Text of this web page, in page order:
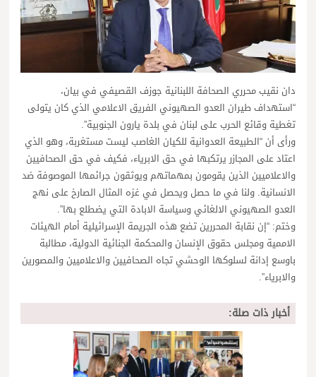
دان نقيب محرري الصحافة اللبنانية جوزف القصيفي في بيان،
“استهداف طيران العدو الصهيوني الفريق الاعلامي الذي كان يتولى
تغطية وقائع الحرب على لبنان في بلدة يارون الجنوبية”.
ورأى أن “الطبيعة العدوانية للكيان الغاصب ليست مستغربة، وهو الذي
اعتاد على المجازر يرتكبها في حق الابرياء، فكيف في حق الصحافيين
والاعلاميين الذين يقومون بمهماتهم ويوثقون جرائمها الموصوفة ضد
الانسانية. ولنا في ما حصل ويحصل في غزه المثال الصارخ على نهج
العدو الصهيوني الالغائي وسياسة الابادة التي يضطلع بها”.
وختم: “إن نقابة المحررين تضع هذه الجريمة الإسرائيلية أمام الهيئات
الاممية ومجلس حقوق الإنسان والمحكمة الجنائية الدولية، مطالبة
باوسع إدانة لسلوكها الوحشي تجاه الصحافيين والاعلاميين والمصورين
والابرياء”.
أخبار ذات صلة: